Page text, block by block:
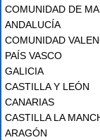
COMUNIDAD DE
ANDALUCÍA
COMUNIDAD
PAÍS VASCO
GALICIA
CASTILLA Y LEÓN
CANARIAS
CASTILLA LA
ARAGÓN